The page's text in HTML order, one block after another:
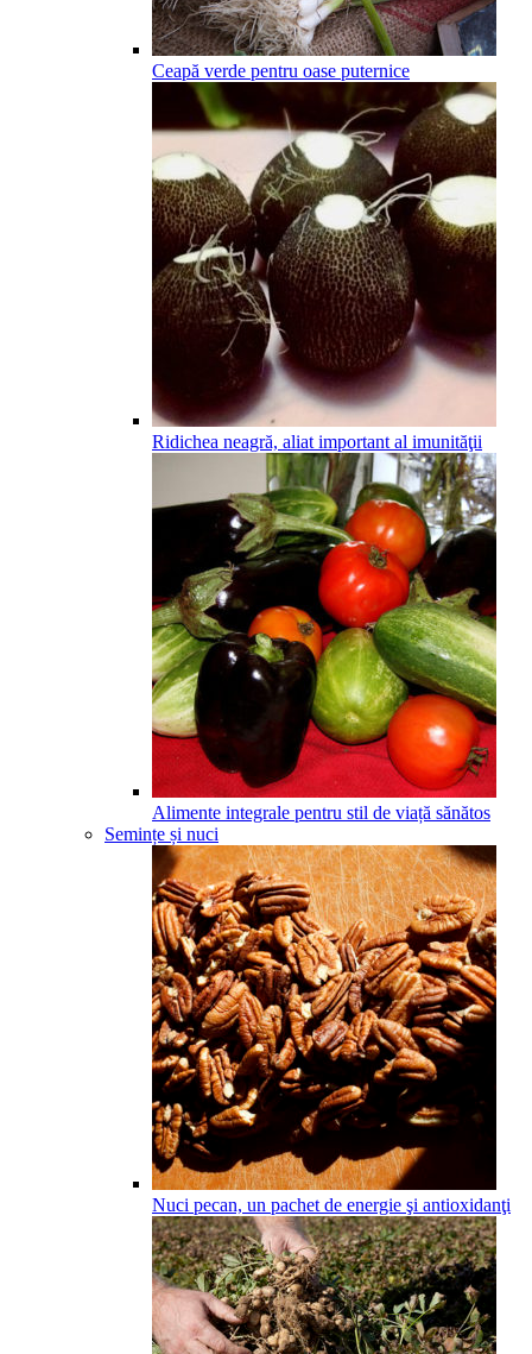
Ceapă verde pentru oase puternice
Ridichea neagră, aliat important al imunităţii
Alimente integrale pentru stil de viață sănătos
Semințe și nuci
Nuci pecan, un pachet de energie şi antioxidanţi